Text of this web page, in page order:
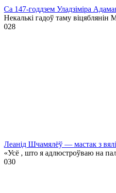
Са 147-годдзем Уладзіміра
Некалькі гадоў таму віцяблянін
028
Леанід Шчамялёў — мастак з
«Усё , што я адлюстроўваю на
030